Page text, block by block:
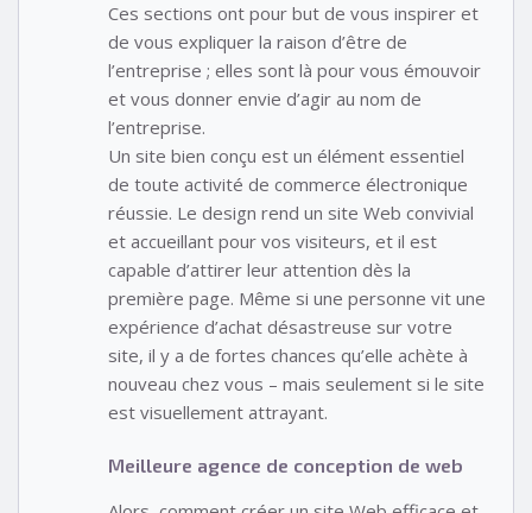
Ces sections ont pour but de vous inspirer et
de vous expliquer la raison d’être de
l’entreprise ; elles sont là pour vous émouvoir
et vous donner envie d’agir au nom de
l’entreprise.
Un site bien conçu est un élément essentiel
de toute activité de commerce électronique
réussie. Le design rend un site Web convivial
et accueillant pour vos visiteurs, et il est
capable d’attirer leur attention dès la
première page. Même si une personne vit une
expérience d’achat désastreuse sur votre
site, il y a de fortes chances qu’elle achète à
nouveau chez vous – mais seulement si le site
est visuellement attrayant.
Meilleure agence de conception de web